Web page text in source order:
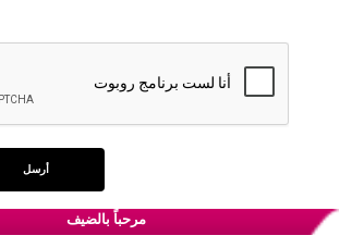
مرحباً بالضيف